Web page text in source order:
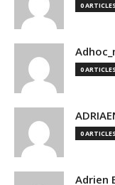
0 ARTICLES
0 ARTICLES
0 ARTICLES
Adrien